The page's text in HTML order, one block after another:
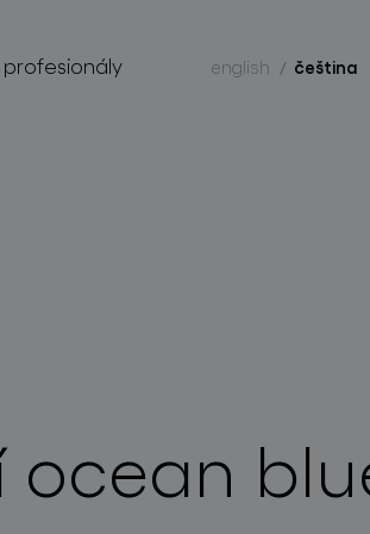
english čeština
ocean